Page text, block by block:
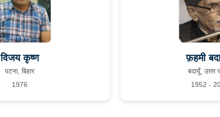
विजय कृष्ण
पटना, बिहार
1976
फ़हमी
बदायूँ, उत्तर
1952 -